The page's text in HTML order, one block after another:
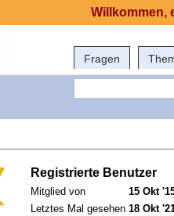
Fragen
Registrierte Benutzer
Mitglied von
15 Okt
Letztes Mal gesehen 18 Okt
Willkommen,